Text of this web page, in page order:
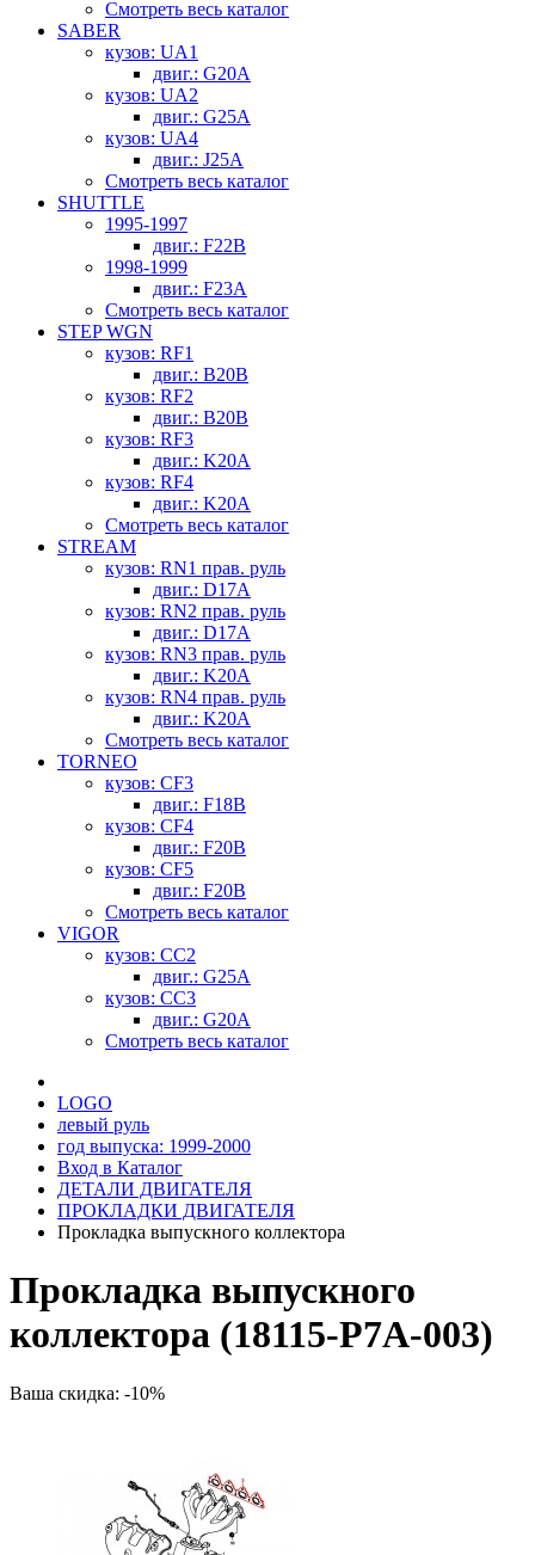
Смотреть весь каталог
SABER
кузов: UA1
двиг.: G20A
кузов: UA2
двиг.: G25A
кузов: UA4
двиг.: J25A
Смотреть весь каталог
SHUTTLE
1995-1997
двиг.: F22B
1998-1999
двиг.: F23A
Смотреть весь каталог
STEP WGN
кузов: RF1
двиг.: B20B
кузов: RF2
двиг.: B20B
кузов: RF3
двиг.: K20A
кузов: RF4
двиг.: K20A
Смотреть весь каталог
STREAM
кузов: RN1 прав. руль
двиг.: D17A
кузов: RN2 прав. руль
двиг.: D17A
кузов: RN3 прав. руль
двиг.: K20A
кузов: RN4 прав. руль
двиг.: K20A
Смотреть весь каталог
TORNEO
кузов: CF3
двиг.: F18B
кузов: CF4
двиг.: F20B
кузов: CF5
двиг.: F20B
Смотреть весь каталог
VIGOR
кузов: CC2
двиг.: G25A
кузов: CC3
двиг.: G20A
Смотреть весь каталог
LOGO
левый руль
год выпуска: 1999-2000
Вход в Каталог
ДЕТАЛИ ДВИГАТЕЛЯ
ПРОКЛАДКИ ДВИГАТЕЛЯ
Прокладка выпускного коллектора
Прокладка выпускного
коллектора (18115-P7A-003)
Ваша скидка: -10%